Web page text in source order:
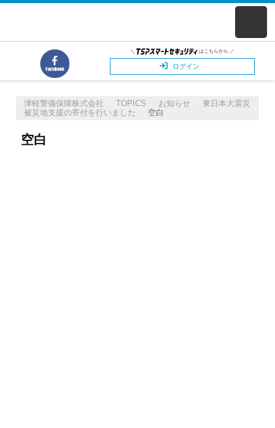
＼ はこちらから ／
ログイン
津軽警備保障株式会社 TOPICS お知らせ
東日本大震災
被災地支援の寄付を行いました
空白
空白